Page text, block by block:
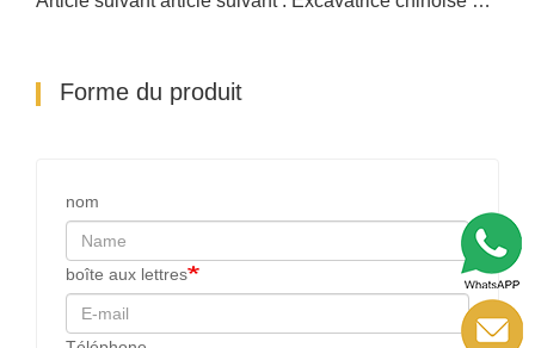
Forme du produit
nom
boîte aux lettres